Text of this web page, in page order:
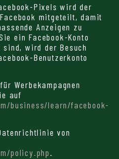
Pixels wird der
mitgeteilt, damit
Anzeigen zu
ein Facebook-Konto
sind, wird der Besuch
Benutzerkonto
Werbekampagnen
auf
business/learn/facebook-
von
policy.php.